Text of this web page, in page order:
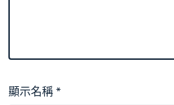
顯示名稱*